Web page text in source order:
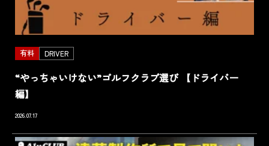
有料 DRIVER
“やっちゃいけない”ゴルフクラブ選び 【ドライバー
編】
2026.07.17